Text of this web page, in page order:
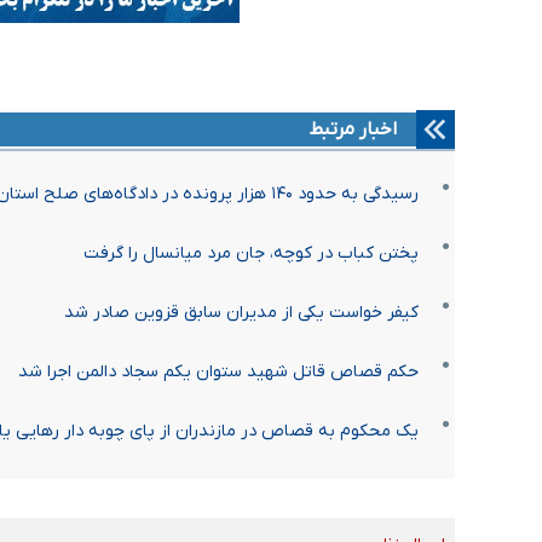
اخبار مرتبط
رسیدگی به حدود ۱۴۰ هزار پرونده در دادگاه‌های صلح استان البرز
پختن کباب در کوچه، جان مرد میانسال را گرفت
کیفر خواست یکی از مدیران سابق قزوین صادر شد
حکم قصاص قاتل شهید ستوان یکم سجاد دالمن اجرا شد
یک محکوم به قصاص در مازندران از پای چوبه دار رهایی